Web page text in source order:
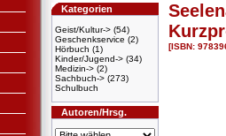
Kategorien
Geist/Kultur-> (54)
Geschenkservice (2)
Hörbuch (1)
Kinder/Jugend-> (34)
Medizin-> (2)
Sachbuch-> (273)
Schulbuch
Autoren/Hrsg.
[ISBN: